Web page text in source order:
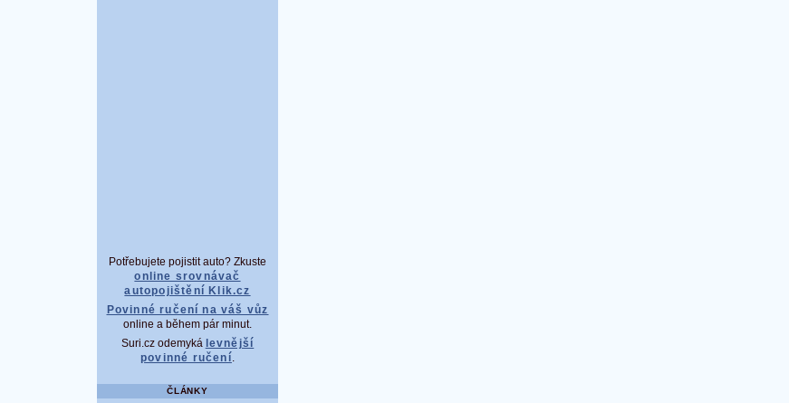
Potřebujete pojistit auto? Zkuste
online srovnávač
autopojištění Klik.cz
Povinné ručení na váš vůz
online a během pár minut.
Suri.cz odemyká levnější
povinné ručení.
ČLÁNKY